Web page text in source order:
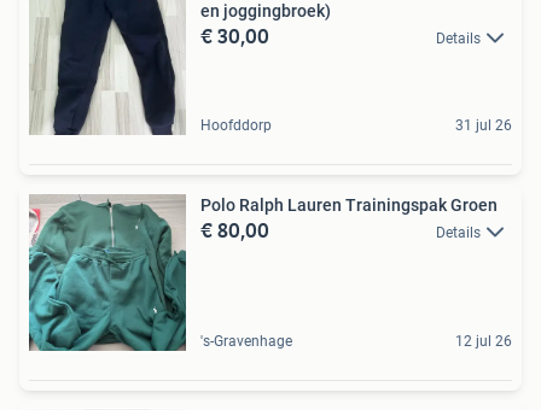
en joggingbroek)
€ 30,00 Details
Hoofddorp 31 jul 26
Polo Ralph Lauren Trainingspak Groen
€ 80,00 Details
's-Gravenhage 12 jul 26